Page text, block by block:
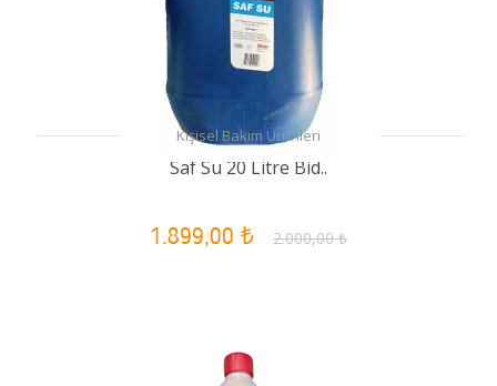
Kişisel Bakım Ürünleri
Saf Su 20 Litre Bid..
1.899,00 ₺ 2.000,00 ₺